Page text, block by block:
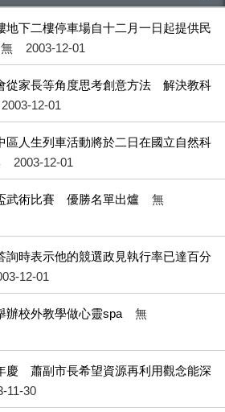
地下二樓停車場自十二月一日起提供民
無 2003-12-01
從家長等角度思考創意方法 解決教科
2003-12-01
區人生列車活動將於二日在國立自然科
2003-12-01
武術比賽 優勝名單出爐
無
詢時表示他的競選政見執行率已達百分
12-01
辦校外教學做心靈spa
無
慶 蕭副市長希望資源再利用觀念能深
11-30